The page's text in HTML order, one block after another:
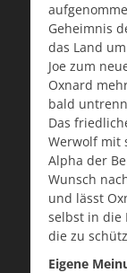
Geheimnis
das Land
Joe zum
Oxnard
bald
Das
Werwolf mit
Alpha der
Wunsch
und lässt
selbst in die
die zu
Eigene